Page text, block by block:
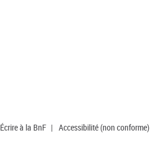
Écrire à la BnF | Accessibilité (non conforme)